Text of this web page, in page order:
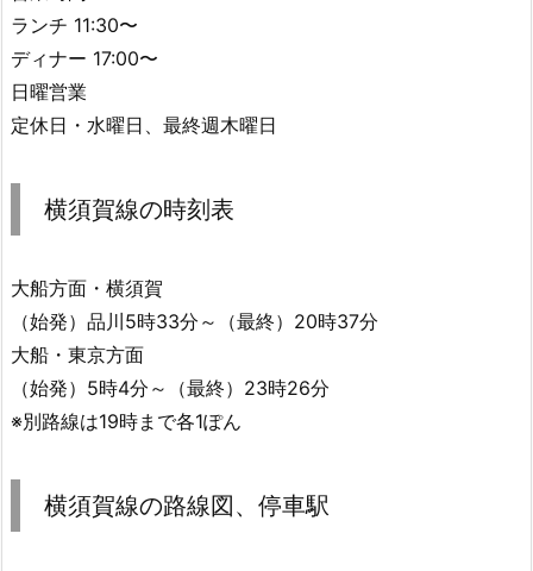
ランチ 11:30〜
ディナー 17:00〜
日曜営業
定休日・水曜日、最終週木曜日
横須賀線の時刻表
大船方面・横須賀
（始発）品川5時33分～（最終）20時37分
大船・東京方面
（始発）5時4分～（最終）23時26分
※別路線は19時まで各1ぽん
横須賀線の路線図、停車駅